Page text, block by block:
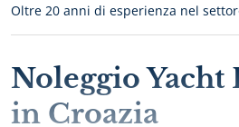
Oltre 20 anni di esperienza nel
Noleggio
in Croazia